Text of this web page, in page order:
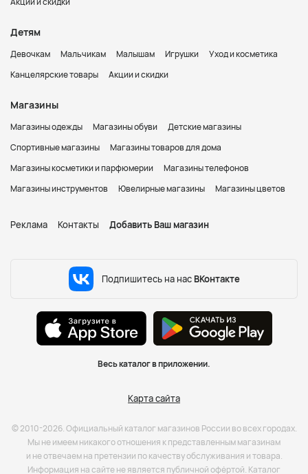
Детям
Девочкам Мальчикам Малышам Игрушки
Уход и косметика
Канцелярские товары
Акции и скидки
Магазины
Магазины одежды Магазины обуви
Детские магазины
Спортивные магазины
Магазины товаров для дома
Магазины косметики и парфюмерии
Магазины телефонов
Магазины инструментов
Ювелирные магазины Магазины цветов
Реклама Контакты Добавить Ваш магазин
Подпишитесь на нас ВКонтакте
Весь каталог в приложении.
Карта сайта
© 2010-2026. Официальный каталог магазинов России во всех городах.
Мы не имеем никакого отношения к представленным магазинам
и не отвечаем на претензии по качеству обслуживания и товара.
Информация на сайте не является публичной офёртой. Каталог